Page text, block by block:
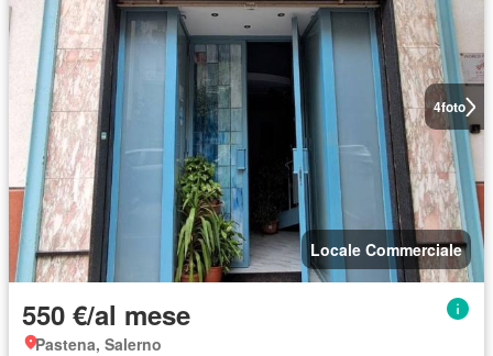
4foto
Locale Commerciale
550 €/al mese
Pastena, Salerno